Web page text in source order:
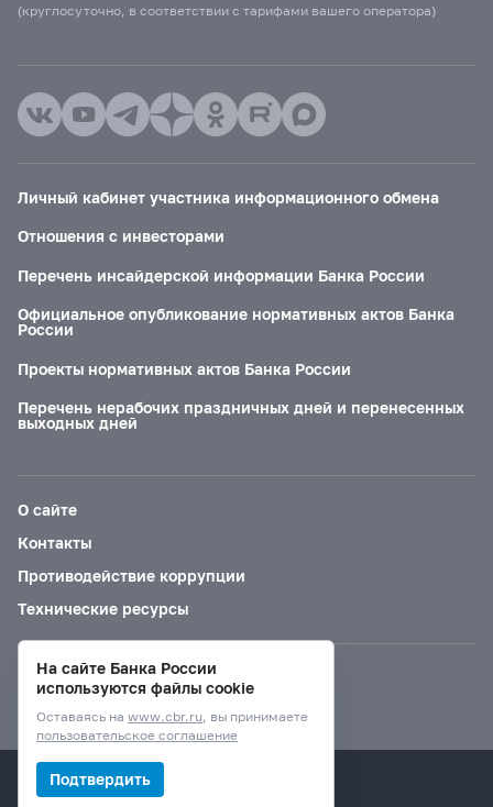
(круглосуточно, в соответствии с тарифами вашего оператора)
Личный кабинет участника информационного обмена
Отношения с инвесторами
Перечень инсайдерской информации Банка России
Официальное опубликование нормативных актов Банка
России
Проекты нормативных актов Банка России
Перечень нерабочих праздничных дней и перенесенных
выходных дней
О сайте
Контакты
Противодействие коррупции
Технические ресурсы
Версия для слабовидящих
© Банк России, 2000–2026.
На сайте Банка России
используются файлы cookie
Оставаясь на www.cbr.ru, вы принимаете
пользовательское соглашение
Подтвердить